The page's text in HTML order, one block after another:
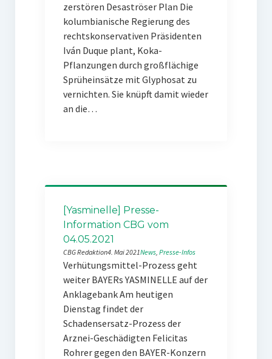
zerstören Desaströser Plan Die
kolumbianische Regierung des
rechtskonservativen Präsidenten
Iván Duque plant, Koka-
Pflanzungen durch großflächige
Sprüheinsätze mit Glyphosat zu
vernichten. Sie knüpft damit wieder
an die…
[Yasminelle] Presse-
Information CBG vom
04.05.2021
CBG Redaktion4. Mai 2021News, Presse-Infos
Verhütungsmittel-Prozess geht
weiter BAYERs YASMINELLE auf der
Anklagebank Am heutigen
Dienstag findet der
Schadensersatz-Prozess der
Arznei-Geschädigten Felicitas
Rohrer gegen den BAYER-Konzern